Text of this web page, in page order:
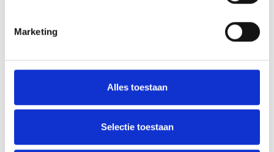
personaliseren, om functies voor social media te bieden
en om ons websiteverkeer te analyseren. Ook delen we
partners voor social media, adverteren en analyse. Deze
partners kunnen deze gegevens combineren met andere
informatie die u aan ze heeft verstrekt of die ze hebben
Marketing
Alles toestaan
Selectie toestaan
Voor alle Gigaset smartphones.
Specificaties
Kaarthouder op de voorkant
Verwijderbare draag band
Gemaakt van vegan Leer